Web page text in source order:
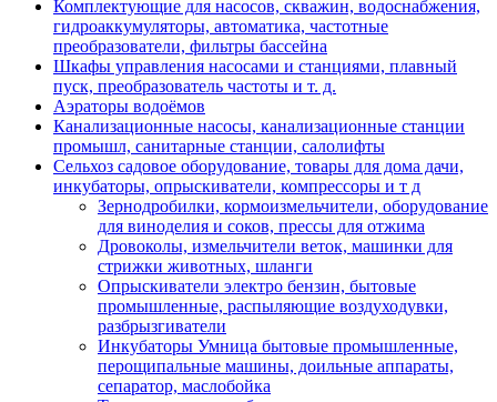
Комплектующие для насосов, скважин, водоснабжения,
гидроаккумуляторы, автоматика, частотные
преобразователи, фильтры бассейна
Шкафы управления насосами и станциями, плавный
пуск, преобразователь частоты и т. д.
Аэраторы водоёмов
Канализационные насосы, канализационные станции
промышл, санитарные станции, салолифты
Сельхоз садовое оборудование, товары для дома дачи,
инкубаторы, опрыскиватели, компрессоры и т д
Зернодробилки, кормоизмельчители, оборудование
для виноделия и соков, прессы для отжима
Дровоколы, измельчители веток, машинки для
стрижки животных, шланги
Опрыскиватели электро бензин, бытовые
промышленные, распыляющие воздуходувки,
разбрызгиватели
Инкубаторы Умница бытовые промышленные,
перощипальные машины, доильные аппараты,
сепаратор, маслобойка